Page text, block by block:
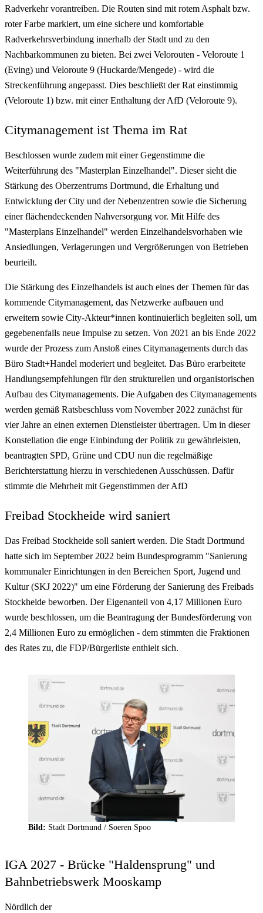
Radverkehr vorantreiben. Die Routen sind mit rotem Asphalt bzw.
roter Farbe markiert, um eine sichere und komfortable
Radverkehrsverbindung innerhalb der Stadt und zu den
Nachbarkommunen zu bieten. Bei zwei Velorouten - Veloroute 1
(Eving) und Veloroute 9 (Huckarde/Mengede) - wird die
Streckenführung angepasst. Dies beschließt der Rat einstimmig
(Veloroute 1) bzw. mit einer Enthaltung der AfD (Veloroute 9).
Citymanagement ist Thema im Rat
Beschlossen wurde zudem mit einer Gegenstimme die
Weiterführung des "Masterplan Einzelhandel". Dieser sieht die
Stärkung des Oberzentrums Dortmund, die Erhaltung und
Entwicklung der City und der Nebenzentren sowie die Sicherung
einer flächendeckenden Nahversorgung vor. Mit Hilfe des
"Masterplans Einzelhandel" werden Einzelhandelsvorhaben wie
Ansiedlungen, Verlagerungen und Vergrößerungen von Betrieben
beurteilt.
Die Stärkung des Einzelhandels ist auch eines der Themen für das
kommende Citymanagement, das Netzwerke aufbauen und
erweitern sowie City-Akteur*innen kontinuierlich begleiten soll, um
gegebenenfalls neue Impulse zu setzen. Von 2021 an bis Ende 2022
wurde der Prozess zum Anstoß eines Citymanagements durch das
Büro Stadt+Handel moderiert und begleitet. Das Büro erarbeitete
Handlungsempfehlungen für den strukturellen und organistorischen
Aufbau des Citymanagements. Die Aufgaben des Citymanagements
werden gemäß Ratsbeschluss vom November 2022 zunächst für
vier Jahre an einen externen Dienstleister übertragen. Um in dieser
Konstellation die enge Einbindung der Politik zu gewährleisten,
beantragten SPD, Grüne und CDU nun die regelmäßige
Berichterstattung hierzu in verschiedenen Ausschüssen. Dafür
stimmte die Mehrheit mit Gegenstimmen der AfD
Freibad Stockheide wird saniert
Das Freibad Stockheide soll saniert werden. Die Stadt Dortmund
hatte sich im September 2022 beim Bundesprogramm "Sanierung
kommunaler Einrichtungen in den Bereichen Sport, Jugend und
Kultur (SKJ 2022)" um eine Förderung der Sanierung des Freibads
Stockheide beworben. Der Eigenanteil von 4,17 Millionen Euro
wurde beschlossen, um die Beantragung der Bundesförderung von
2,4 Millionen Euro zu ermöglichen - dem stimmten die Fraktionen
des Rates zu, die FDP/Bürgerliste enthielt sich.
Bild: Stadt Dortmund / Soeren Spoo
IGA 2027 - Brücke "Haldensprung" und
Bahnbetriebswerk Mooskamp
Nördlich der